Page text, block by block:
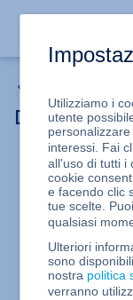
Dominio
Un dominio
un altro
Nonostante
IONOS, il
essere
Utilizziamo i
utente
interessi. Fai
all'uso di tutti i
cookie
e facendo clic
tue scelte.
qualsiasi
Ulteriori
sono
nostra politica
verranno